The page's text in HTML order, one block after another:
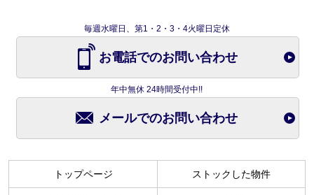
毎週水曜日、第1・2・3・4火曜日定休
お電話でのお問い合わせ
年中無休 24時間受付中!!
メールでのお問い合わせ
トップページ ストックした物件